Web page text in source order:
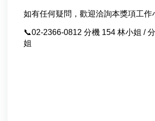
如有任何疑問，歡迎洽詢本獎項工作
📞02-2366-0812 分機 154 林小姐 /
姐